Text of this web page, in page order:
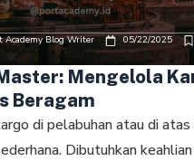
Academy Blog Writer 05/22/2025
Mengelola
Beragam
di pelabuhan atau di
Dibutuhkan